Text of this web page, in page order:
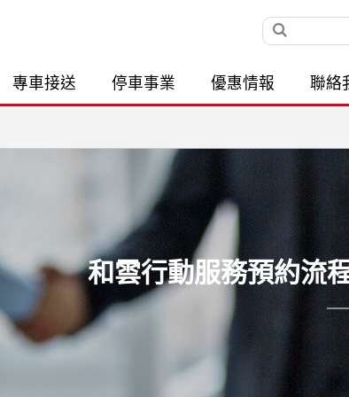
專車接送 停車事業 優惠情報 聯絡
和雲行動服務預約流